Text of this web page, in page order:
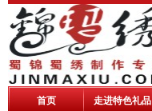
首页 走进特色礼品